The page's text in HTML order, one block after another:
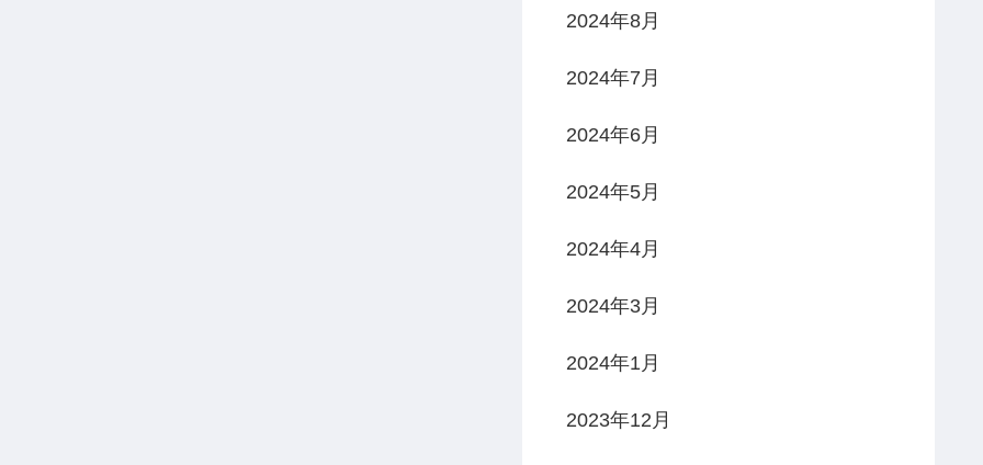
2024年8月
2024年7月
2024年6月
2024年5月
2024年4月
2024年3月
2024年1月
2023年12月